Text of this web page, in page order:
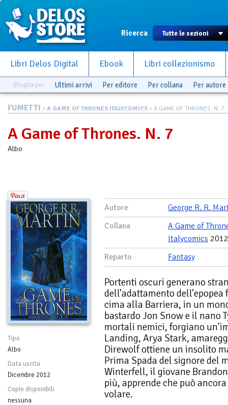
Ricerca
Libri Delos Digital Ebook Libri collezionismo
Sfoglia per Ultimi arrivi Per editore Per collana Per autore
FUMETTI > A GAME OF THRONES ITALYCOMICS > A GAME OF THRONES. N. 7
A Game of Thrones. N. 7
Albo
Tipo
Albo
Data uscita
Dicembre 2012
Copie disponibili
nessuna
Autore
George R. R.
Collana
A Game of
Italycomics 2012
Reparto
Fantasy
Portenti oscuri generano
dell'adattamento dell'epopea
cima alla Barriera, in un
bastardo Jon Snow e il nano
mortali nemici, forgiano
Landing, Arya Stark,
Direwolf ottiene un insolito
Prima Spada del signore del
Winterfell, il giovane
più, apprende che può
volare.